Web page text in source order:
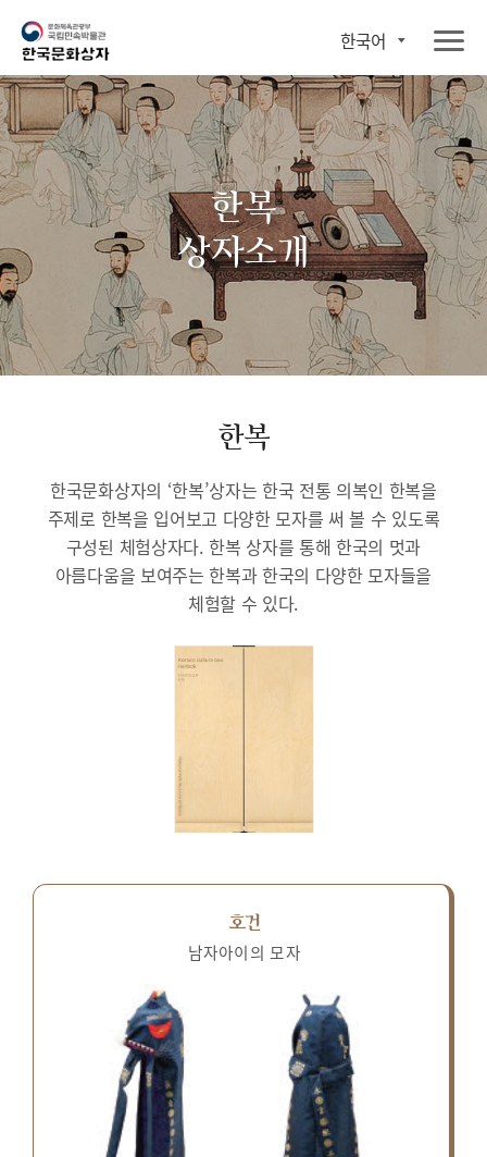
한국어
한복
상자소개
한복
한국문화상자의 ‘한복’상자는 한국 전통 의복인 한복을
주제로 한복을 입어보고 다양한 모자를 써 볼 수 있도록
구성된 체험상자다. 한복 상자를 통해 한국의 멋과
아름다움을 보여주는 한복과 한국의 다양한 모자들을
체험할 수 있다.
호건
남자아이의 모자